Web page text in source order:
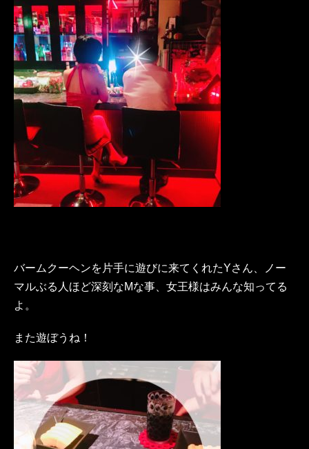
バームクーヘンを片手に遊びに来てくれたYさん、ノー
マルぶる人ほど深刻なMな事、女王様はみんな知ってる
よ。
また遊ぼうね！